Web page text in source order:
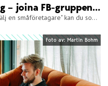
Hitta nya kunder idag – joina FB-gruppen "Välj en småföretagare"!
I den nya Facebook-gruppen "Välj en småföretagare" kan du som...
Foto av: Martin Bohm